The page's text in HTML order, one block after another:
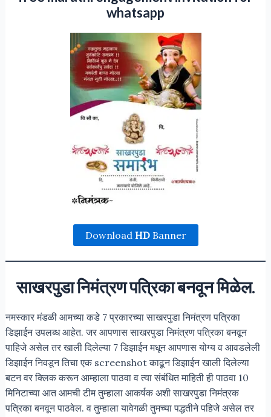
whatsapp
Download HDBanner
साखरपुडा निमंत्रण पत्रिका बनवून मिळेल.
नमस्कार मंडळी आमच्या कडे 7 प्रकारच्या साखरपुडा निमंत्रण पत्रिका
डिझाईन उपलब्ध आहेत. जर आपणास साखरपुडा निमंत्रण पत्रिका बनवून
पाहिजे असेल तर खाली दिलेल्या 7 डिझाईन मधून आपणास योग्य व आवडलेली
डिझाईन निवडून तिचा एक screenshot काढून डिझाईन खाली दिलेल्या
बटन वर क्लिक करून आम्हाला पाठवा व त्या संबंधित माहिती ही पाठवा 10
मिनिटाच्या आत आमची टीम तुम्हाला आकर्षक अशी साखरपुडा निमंत्रक
पत्रिका बनवून पाठवेल. व तुम्हाला यावेगळी तुमच्या पद्धतीने पहिजे असेल तर